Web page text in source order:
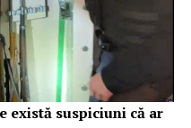
există suspiciuni că ar